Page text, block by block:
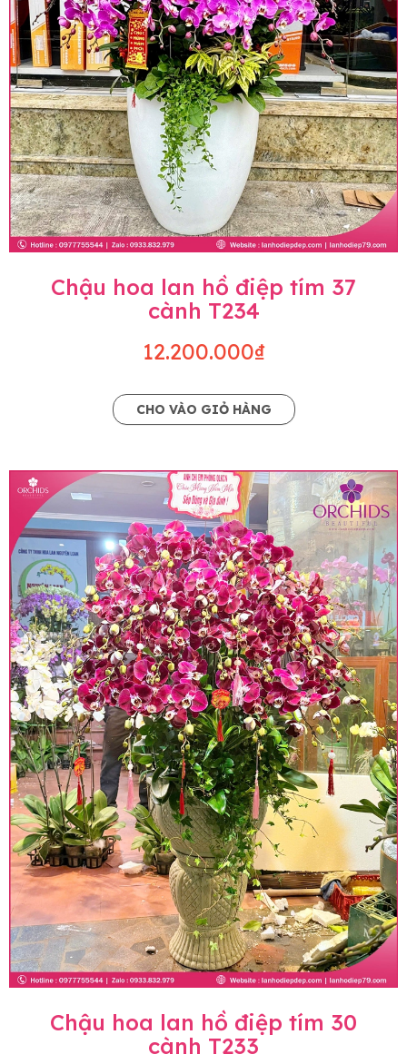
Chậu hoa lan hồ điệp tím 37
cành T234
12.200.000₫
CHO VÀO GIỎ HÀNG
Chậu hoa lan hồ điệp tím 30
cành T233